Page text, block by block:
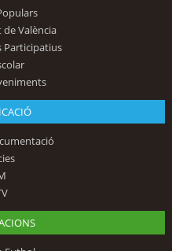
València
Participatius